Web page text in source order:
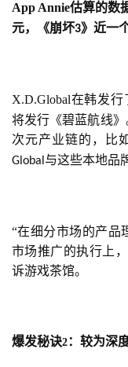
App Annie估算的数
元，《崩坏3》近一
X.D.Global在韩发
将发行《碧蓝航线
次元产业链的，比
Global与这些本地品
“在细分市场的产品
市场推广的执行上
诉游戏茶馆。
爆发秘诀2：较为深